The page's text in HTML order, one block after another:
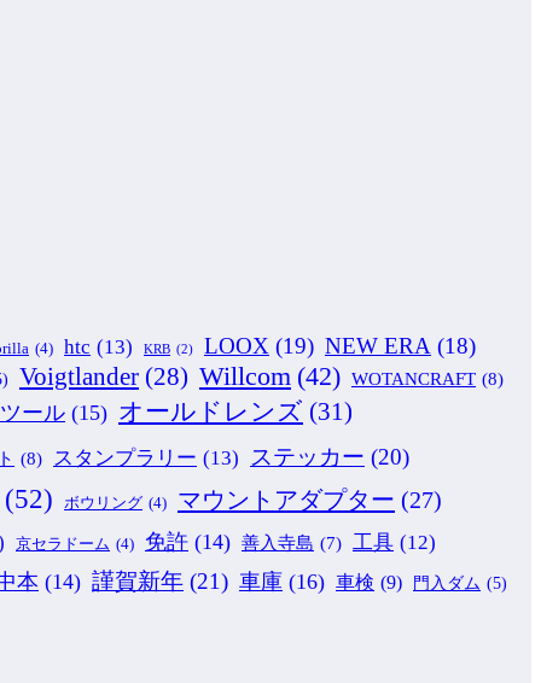
(4) htc (13) KRB (2) LOOX (19) NEW ERA (18)
Voigtlander (28) Willcom (42) WOTANCRAFT (8)
ール (15) オールドレンズ (31)
(8) スタンプラリー (13) ステッカー (20)
(52) ボウリング (4) マウントアダプター (27)
京セラドーム (4) 免許 (14) 善入寺島 (7) 工具 (12)
本 (14) 謹賀新年 (21) 車庫 (16) 車検 (9) 門入ダム (5)